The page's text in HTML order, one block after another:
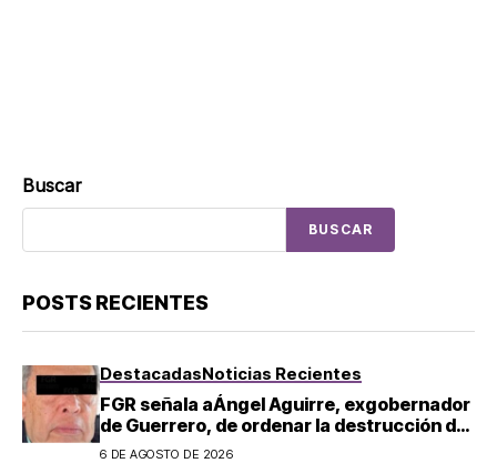
Buscar
BUSCAR
POSTS RECIENTES
DestacadasNoticias Recientes
FGR señala aÁngel Aguirre, exgobernador
de Guerrero, de ordenar la destrucción de
evidencia sobre el caso Ayotzinapa
6 DE AGOSTO DE 2026